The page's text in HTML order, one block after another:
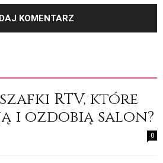
RTV, które
i ozdobią salon?
0